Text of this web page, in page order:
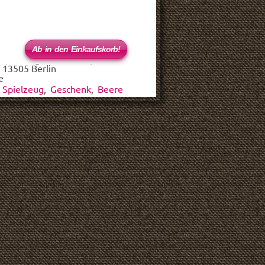
(haftungsbeschränkt)
13505 Berlin
Spielzeug Geschenk, Beere